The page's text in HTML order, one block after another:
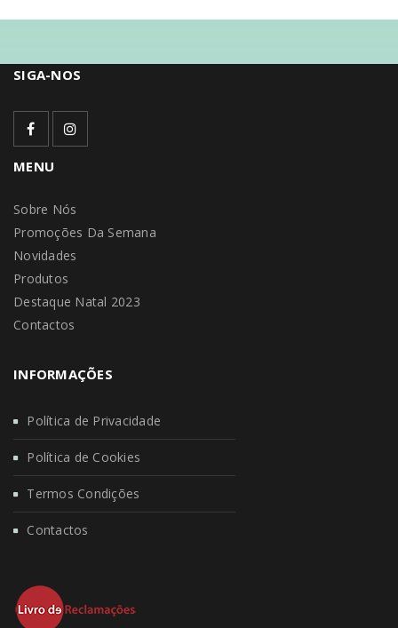
SIGA-NOS
MENU
Sobre Nós
Promoções Da Semana
Novidades
Produtos
Destaque Natal 2023
Contactos
INFORMAÇÕES
Política de Privacidade
Política de Cookies
Termos Condições
Contactos